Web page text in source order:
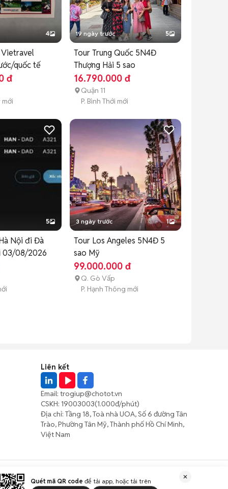
4
Vietravel
quốc tế
đ
mới
19 ngày trước 5
Tour Trung Quốc 5N4Đ
Thượng Hải 5 sao
16.790.000 đ
Quận 11
P. Bình Thới mới
5
Nội đi Đà
03/08/2026
3 ngày trước 1
Tour Los Angeles 5N4Đ 5
sao Mỹ
99.000.000 đ
Q. Gò Vấp
P. Hạnh Thông mới
Liên kết
Email: trogiup@chotot.vn
CSKH: 19003003(1.000đ/phút)
Địa chỉ: Tầng 18, Toà nhà UOA, Số 6 đường Tân
Trào, Phường Tân Mỹ, Thành phố Hồ Chí Minh,
Việt Nam
Quét mã QR code để tải app, hoặc tải trên